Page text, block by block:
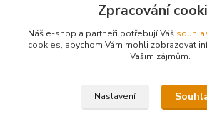
ICO 74683497
Na této adrese není kamenný obchod, jedná se
Zpracování
Náš e-shop a partneři potřebují Váš
cookies, abychom Vám mohli zobrazovat
Vašim zájmům.
Nastavení